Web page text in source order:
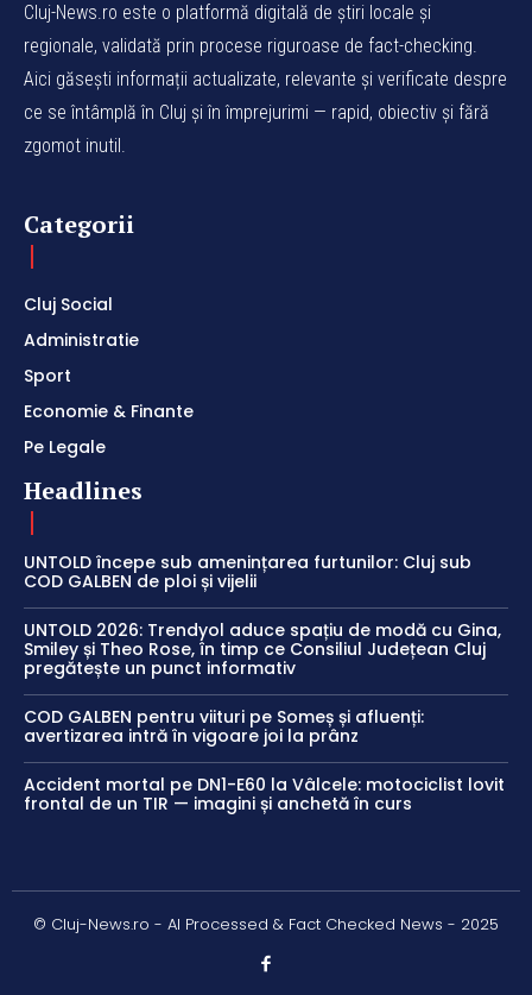
Cluj-News.ro este o platformă digitală de știri locale și
regionale, validată prin procese riguroase de fact-checking.
Aici găsești informații actualizate, relevante și verificate despre
ce se întâmplă în Cluj și în împrejurimi — rapid, obiectiv și fără
zgomot inutil.
Categorii
Cluj Social
Administratie
Sport
Economie & Finante
Pe Legale
Headlines
UNTOLD începe sub amenințarea furtunilor: Cluj sub
COD GALBEN de ploi și vijelii
UNTOLD 2026: Trendyol aduce spațiu de modă cu Gina,
Smiley și Theo Rose, în timp ce Consiliul Județean Cluj
pregătește un punct informativ
COD GALBEN pentru viituri pe Someș și afluenți:
avertizarea intră în vigoare joi la prânz
Accident mortal pe DN1-E60 la Vâlcele: motociclist lovit
frontal de un TIR — imagini și anchetă în curs
© Cluj-News.ro - AI Processed & Fact Checked News - 2025